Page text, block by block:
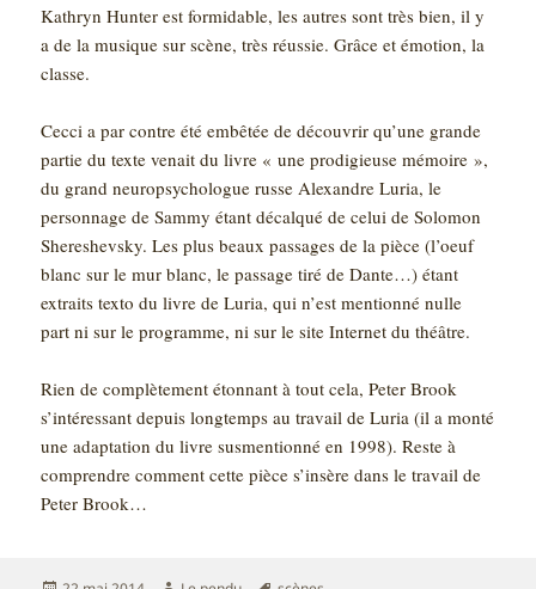
Kathryn Hunter est formidable, les autres sont très bien, il y
a de la musique sur scène, très réussie. Grâce et émotion, la
classe.
Cecci a par contre été embêtée de découvrir qu’une grande
partie du texte venait du livre « une prodigieuse mémoire »,
du grand neuropsychologue russe Alexandre Luria, le
personnage de Sammy étant décalqué de celui de Solomon
Shereshevsky. Les plus beaux passages de la pièce (l’oeuf
blanc sur le mur blanc, le passage tiré de Dante…) étant
extraits texto du livre de Luria, qui n’est mentionné nulle
part ni sur le programme, ni sur le site Internet du théâtre.
Rien de complètement étonnant à tout cela, Peter Brook
s’intéressant depuis longtemps au travail de Luria (il a monté
une adaptation du livre susmentionné en 1998). Reste à
comprendre comment cette pièce s’insère dans le travail de
Peter Brook…